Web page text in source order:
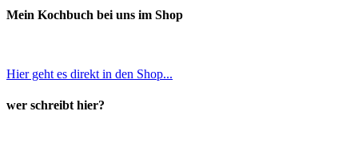
Mein Kochbuch bei uns im Shop
Hier geht es direkt in den Shop...
wer schreibt hier?